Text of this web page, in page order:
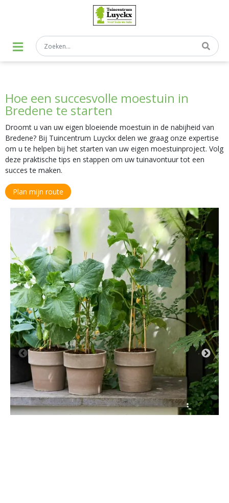
Hoe een succesvolle moestuin in
Bredene te starten
Droomt u van uw eigen bloeiende moestuin in de nabijheid van
Bredene? Bij Tuincentrum Luyckx delen we graag onze expertise
om u te helpen bij het starten van uw eigen moestuinproject. Volg
deze praktische tips en stappen om uw tuinavontuur tot een
succes te maken.
Plan mijn route